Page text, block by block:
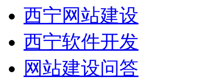
西宁网站建设
西宁软件开发
网站建设问答